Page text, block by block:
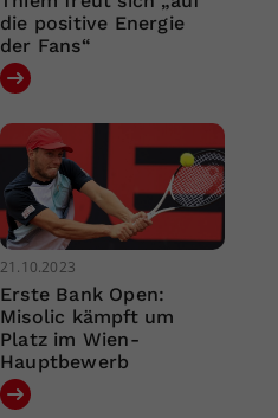
die positive Energie
der Fans“
21.10.2023
Erste Bank Open:
Misolic kämpft um
Platz im Wien-
Hauptbewerb